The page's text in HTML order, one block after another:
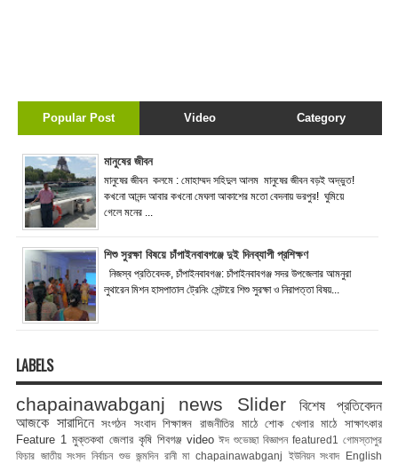
Popular Post Video Category
মানুষের জীবন
মানুষের জীবন কলমে : মোহাম্মদ সহিদুল আলম মানুষের জীবন বড়ই অদ্ভুত!
কখনো আনন্দ আবার কখনো মেঘলা আকাশের মতো বেদনায় ভরপুর! ঘুমিয়ে
গেলে মনের ...
শিশু সুরক্ষা বিষয়ে চাঁপাইনবাবগঞ্জে দুই দিনব্যাপী প্রশিক্ষণ
নিজস্ব প্রতিবেদক, চাঁপাইনবাবগঞ্জ: চাঁপাইনবাবগঞ্জ সদর উপজেলার আমনুরা
লুথারেন মিশন হাসপাতাল ট্রেনিং সেন্টারে শিশু সুরক্ষা ও নিরাপত্তা বিষয়...
LABELS
chapainawabganj news Slider
বিশেষ প্রতিবেদন
আজকে সারাদিনে সংগঠন সংবাদ শিক্ষাঙ্গন রাজনীতির মাঠে শোক খেলার মাঠে
সাক্ষাৎকার
Feature 1 মুক্তকথা জেলার কৃষি শিবগঞ্জ video ঈদ শুভেচ্ছা বিজ্ঞাপন featured1
গোমস্তাপুর
ফিচার জাতীয় সংসদ নির্বাচন শুভ জন্মদিন রানী মা chapainawabganj ইউনিয়ন সংবাদ English